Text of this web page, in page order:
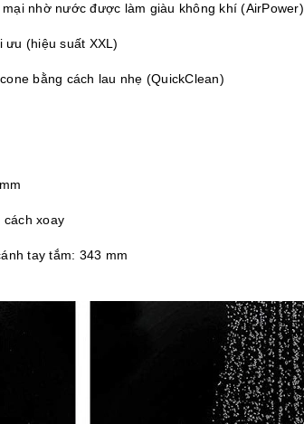
nhờ nước được làm giàu không khí (AirPower)
ưu (hiệu suất XXL)
bằng cách lau nhẹ (QuickClean)
xoay
tay tắm: 343 mm